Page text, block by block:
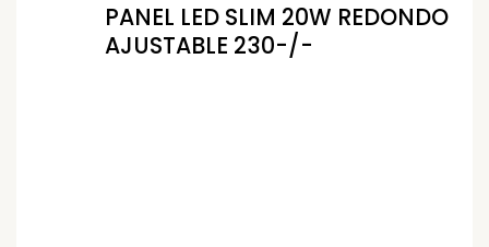
PANEL LED SLIM 20W REDONDO
AJUSTABLE 230-/-